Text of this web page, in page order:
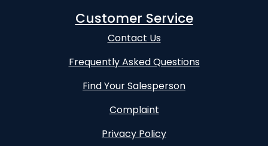
Customer Service
Contact Us
Frequently Asked Questions
Find Your Salesperson
Complaint
Privacy Policy